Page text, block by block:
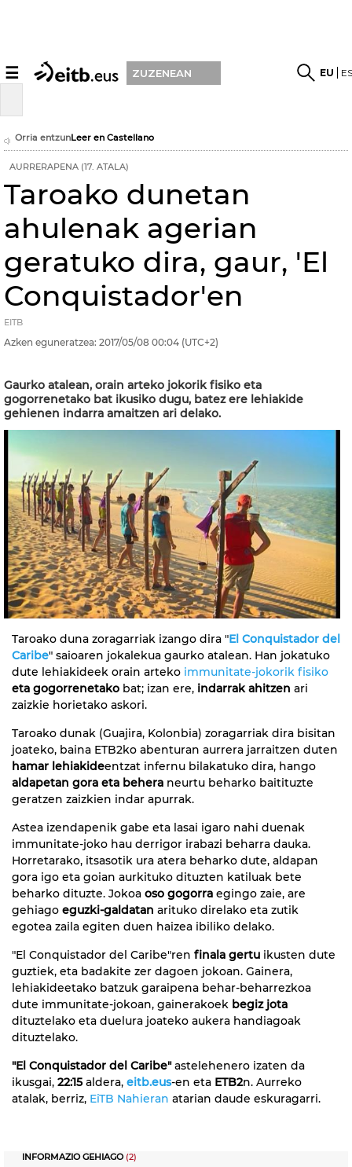
☰ ZUZENEAN EU
Orria entzunLeer en Castellano
AURRERAPENA (17. ATALA)
Taroako dunetan
ahulenak agerian
geratuko dira, gaur, 'El
Conquistador'en
EITB
Azken eguneratzea: 2017/05/08 00:04 (UTC+2)
Gaurko atalean, orain arteko jokorik fisiko eta
gogorrenetako bat ikusiko dugu, batez ere lehiakide
gehienen indarra amaitzen ari delako.
Taroako duna zoragarriak izango dira "El Conquistador del
Caribe" saioaren jokalekua gaurko atalean. Han jokatuko
dute lehiakideek orain arteko immunitate-jokorik fisiko
eta gogorrenetako bat; izan ere, indarrak ahitzen ari
zaizkie horietako askori.
Taroako dunak (Guajira, Kolonbia) zoragarriak dira bisitan
joateko, baina ETB2ko abenturan aurrera jarraitzen duten
hamar lehiakideentzat infernu bilakatuko dira, hango
aldapetan gora eta behera neurtu beharko baitituzte
geratzen zaizkien indar apurrak.
Astea izendapenik gabe eta lasai igaro nahi duenak
immunitate-joko hau derrigor irabazi beharra dauka.
Horretarako, itsasotik ura atera beharko dute, aldapan
gora igo eta goian aurkituko dituzten katiluak bete
beharko dituzte. Jokoa oso gogorra egingo zaie, are
gehiago eguzki-galdatan arituko direlako eta zutik
egotea zaila egiten duen haizea ibiliko delako.
"El Conquistador del Caribe"ren finala gertu ikusten dute
guztiek, eta badakite zer dagoen jokoan. Gainera,
lehiakideetako batzuk garaipena behar-beharrezkoa
dute immunitate-jokoan, gainerakoek begiz jota
dituztelako eta duelura joateko aukera handiagoak
dituztelako.
"El Conquistador del Caribe"astelehenero izaten da
ikusgai, 22:15aldera, eitb.eus-en eta ETB2n. Aurreko
atalak, berriz, EiTB Nahieran atarian daude eskuragarri.
INFORMAZIO GEHIAGO(2)